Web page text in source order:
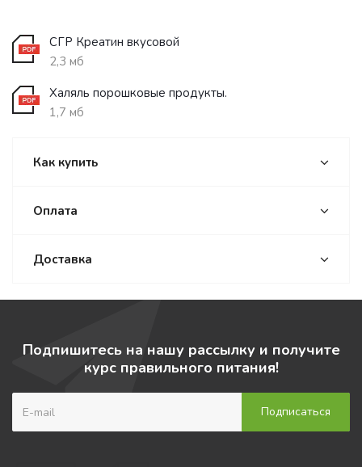
СГР Креатин вкусовой
2,3 мб
Халяль порошковые продукты.
1,7 мб
Как купить
Оплата
Доставка
Подпишитесь на нашу рассылку и получите
курс правильного питания!